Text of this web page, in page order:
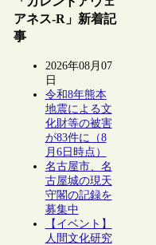
アネス-R」新着記
事
2026年08月07
日
令和8年熊本
地震による文
化財等の被害
が83件に（8
月6日時点）
名古屋市、名
古屋城の現天
守閣の記録を
募集中
【イベント】
人間文化研究